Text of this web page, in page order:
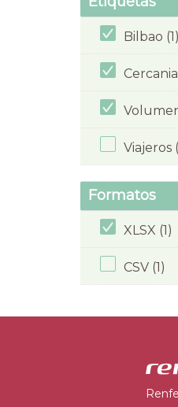
Bilbao (1)
Viajeros
Formatos
XLSX (1)
CSV (1)